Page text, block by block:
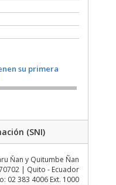
(SNI)
Ňan y Quitumbe Ñan
| Quito - Ecuador
02 383 4006 Ext. 1000